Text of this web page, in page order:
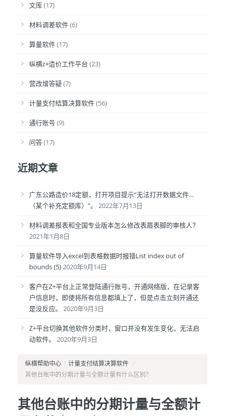
文库(17)
材料调差软件(6)
算量软件(17)
纵横z+造价工作平台 (23)
营改增答疑(7)
计量支付结算决算软件(56)
通行账号 (9)
问答(17)
近期文章
广东公路造价18定额，打开项目提示“无法打开数据文件…
（某个补充定额库）”。
2022年7月13日
材料调差报表和全国专业版本怎么修改表眉表脚的审核人？
2021年1月8日
算量软件导入excel到表格数据时报错List index out of
bounds (5)2020年9月14日
客户在Z+平台上正常登陆通行账号，开通网络版，在记录客
户信息时，即使将所有信息都填上了，但是点击立刻开通还
是没反应。
2020年9月3日
Z+平台切换其他软件分类时，窗口并没有发生变化，无法启
动软件。
2020年9月3日
纵横帮助中心 / 计量支付结算决算软件 /
其他台账中的分期计量与全额计量有什么区别？
其他台账中的分期计量与全额计